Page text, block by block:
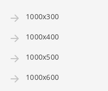
1000x300
1000x400
1000x500
1000x600